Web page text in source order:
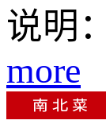
说明：
more